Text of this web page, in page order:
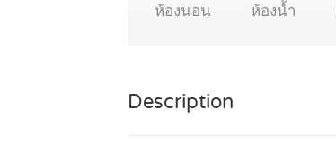
ห้องนอน
ห้องน้ำ
Description